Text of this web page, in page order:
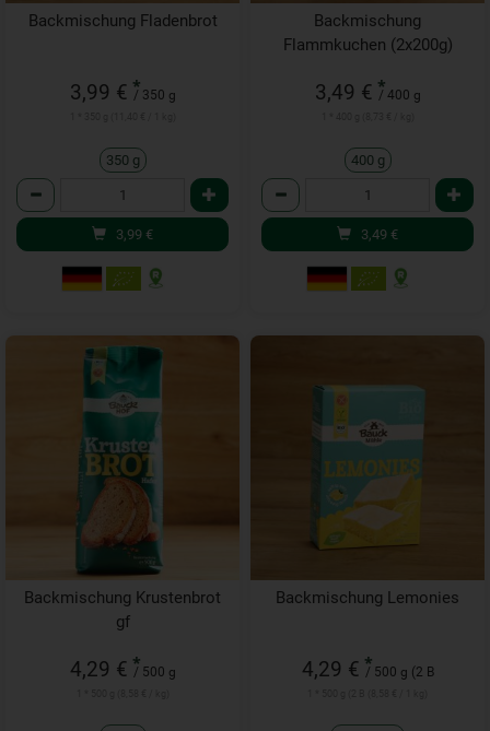
Backmischung Fladenbrot
3,99 € *
/ 350 g
350 g
Anzahl
3,99 €
Backmischung
Flammkuchen (2x200g)
3,49 € *
/ 400 g
400 g
Anzahl
3,49 €
Backmischung Krustenbrot
gf
4,29 € *
/ 500 g
Backmischung Lemonies
4,29 € *
/ 500 g (2 B